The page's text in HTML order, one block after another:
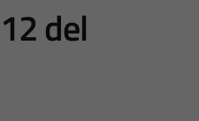
del